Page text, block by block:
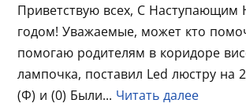
Приветствую всех, С Наступающим
годом! Уважаемые, может кто
помогаю родителям в коридоре
лампочка, поставил Led люстру на
(Ф) и (0) Были... Читать далее